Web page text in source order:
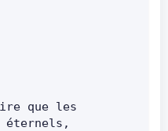
que les
éternels,